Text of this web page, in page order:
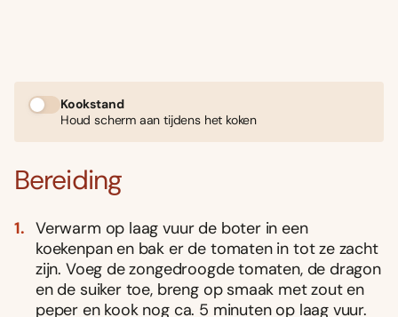
Kookstand
Houd scherm aan tijdens het koken
Bereiding
Verwarm op laag vuur de boter in een
koekenpan en bak er de tomaten in tot ze zacht
zijn. Voeg de zongedroogde tomaten, de dragon
en de suiker toe, breng op smaak met zout en
peper en kook nog ca. 5 minuten op laag vuur.